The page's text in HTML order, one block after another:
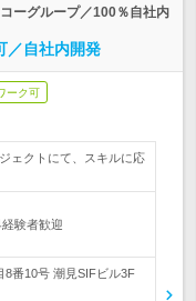
ーグループ／100％自社内
／自社内開発
ーク可
ェクトにて、スキルに応
験者歓迎
8番10号 潮見SIFビル3F